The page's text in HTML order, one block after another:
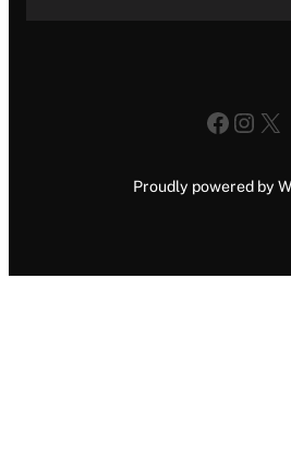
X
Proudly powered by